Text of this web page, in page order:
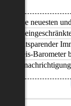
Alle neuesten
Zeitsparender
Preis-Barometer